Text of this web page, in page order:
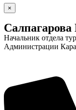
×
Начальник отдела
Администрации